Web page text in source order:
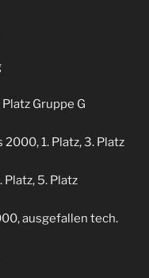
Gruppe G
1. Platz, 3. Platz
5. Platz
ausgefallen tech.